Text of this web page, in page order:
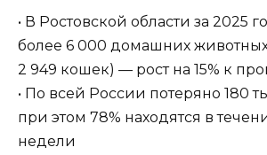
• В Ростовской области за 2025
более 6 000 домашних животных
2 949 кошек) — рост на 15% к
• По всей России потеряно 180
при этом 78% находятся в
недели